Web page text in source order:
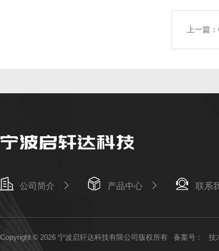
上一篇：
公司简介 产品中心 联系
Copyright © 2026 宁波启轩达科技有限公司版权所有 备案号： 技